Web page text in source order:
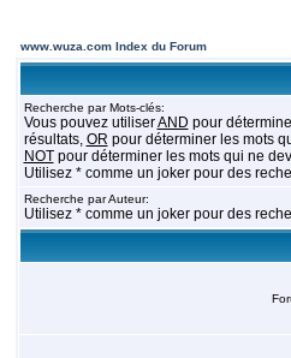
www.wuza.com Index du Forum
Recherche par Mots-clés:
Vous pouvez utiliserAND pour
résultats, OR pour déterminer les mots
NOTpour déterminer les mots qui ne
Utilisez * comme un joker pour des
Recherche par Auteur:
Utilisez * comme un joker pour des